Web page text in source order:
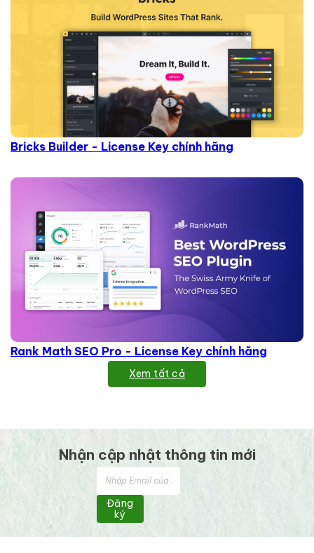
Bricks Builder - License Key chính hãng
Rank Math SEO Pro - License Key chính hãng
Xem tất cả
Nhận cập nhật thông tin mới
Đăng
ký